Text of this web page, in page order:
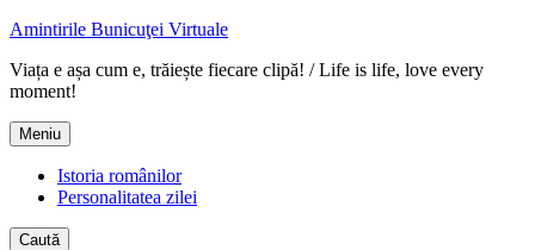
Amintirile Bunicuţei Virtuale
Viața e așa cum e, trăiește fiecare clipă! / Life is life, love every
moment!
Meniu
Istoria românilor
Personalitatea zilei
Caută